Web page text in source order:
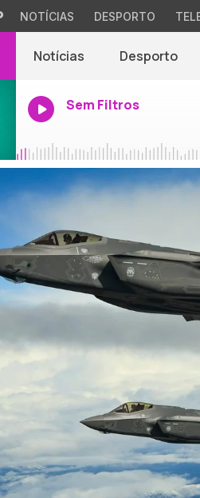
NOTÍCIAS DESPORTO
Notícias Desporto
Sem Filtros